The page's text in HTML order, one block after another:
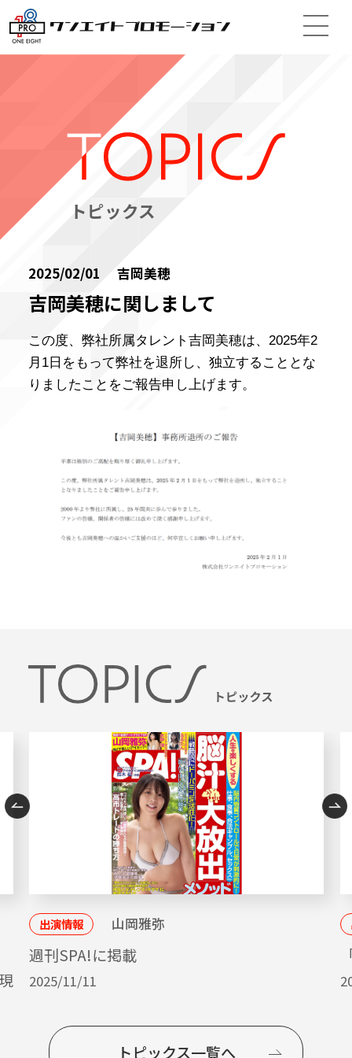
トピックス
2025/02/01 吉岡美穂
吉岡美穂に関しまして
この度、弊社所属タレント吉岡美穂は、2025年2
月1日をもって弊社を退所し、独立することとな
りましたことをご報告申し上げます。
出演情報 山岡雅弥
週刊SPA!に掲載
2025/11/11
トピックス一覧へ